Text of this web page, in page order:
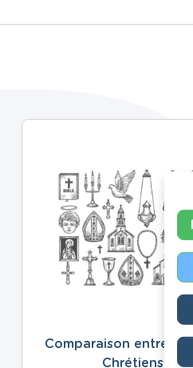
Comparaison entre
Chrétiens